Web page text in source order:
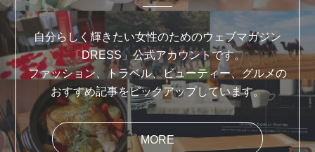
自分らしく輝きたい女性のためのウェブマガジン
「DRESS」公式アカウントです。
ファッション、トラベル、ビューティー、グルメの
おすすめ記事をピックアップしています。
MORE